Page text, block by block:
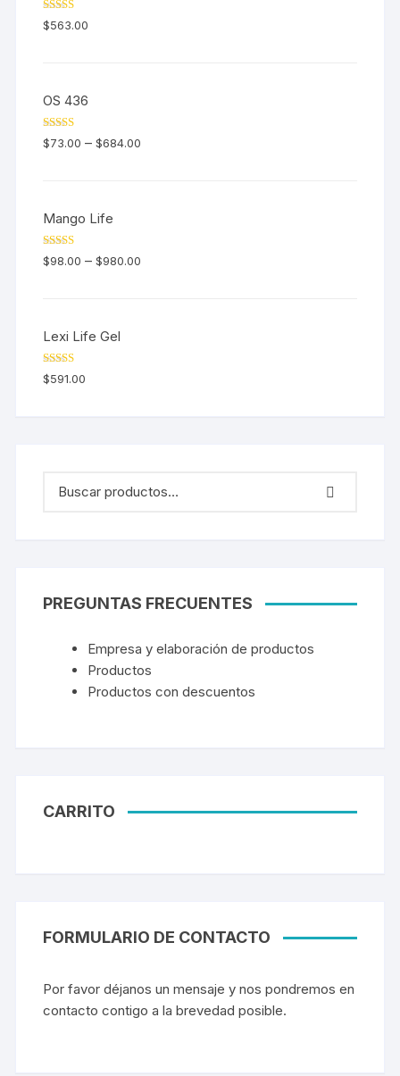
Valorado en
5.00de 5
$563.00
OS 436
Valorado en
5.00de 5
$73.00 –$684.00
Mango Life
Valorado en
5.00de 5
$98.00 –$980.00
Lexi Life Gel
Valorado en
5.00 de 5
$591.00
PREGUNTAS FRECUENTES
Empresa y elaboración de productos
Productos
Productos con descuentos
CARRITO
FORMULARIO DE CONTACTO
Por favor déjanos un mensaje y nos pondremos en
contacto contigo a la brevedad posible.